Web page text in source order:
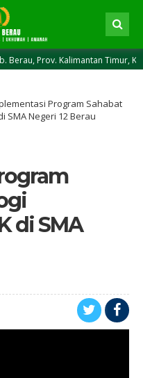
Prov. Kalimantan Timur, Kode
Program Sahabat
SMA Negeri 12 Berau
di SMA